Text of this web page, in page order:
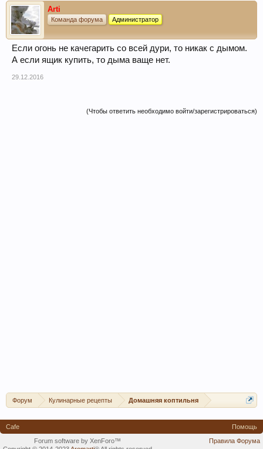
Arti
Команда форума Администратор
Если огонь не качегарить со всей дури, то никак с дымом.
А если ящик купить, то дыма ваще нет.
29.12.2016
(Чтобы ответить необходимо войти/зарегистрироваться)
Форум Кулинарные рецепты Домашняя коптильня
Cafe
Помощь
Правила Форума
Forum software by XenForo™